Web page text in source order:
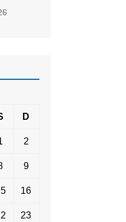
D
2
9
16
23